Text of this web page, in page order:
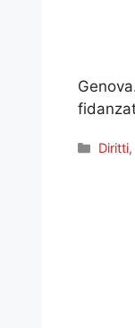
Diritti,